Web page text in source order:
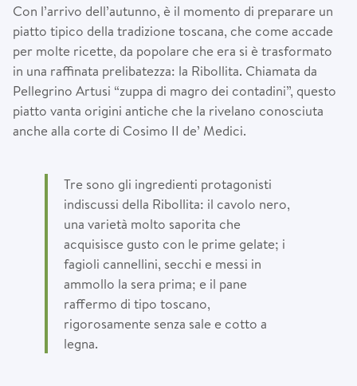
Con l’arrivo dell’autunno, è il momento di preparare un
piatto tipico della tradizione toscana, che come accade
per molte ricette, da popolare che era si è trasformato
in una raffinata prelibatezza: la Ribollita. Chiamata da
Pellegrino Artusi “zuppa di magro dei contadini”, questo
piatto vanta origini antiche che la rivelano conosciuta
anche alla corte di Cosimo II de’ Medici.
Tre sono gli ingredienti protagonisti
indiscussi della Ribollita: il cavolo nero,
una varietà molto saporita che
acquisisce gusto con le prime gelate; i
fagioli cannellini, secchi e messi in
ammollo la sera prima; e il pane
raffermo di tipo toscano,
rigorosamente senza sale e cotto a
legna.